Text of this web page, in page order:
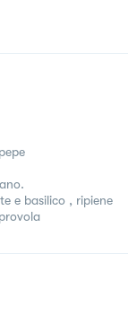
e basilico , ripiene